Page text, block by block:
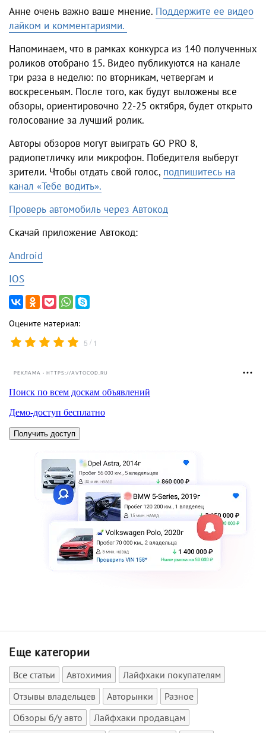
Анне очень важно ваше мнение. Поддержите ее видео
лайком и комментариями.
Напоминаем, что в рамках конкурса из 140 полученных
роликов отобрано 15. Видео публикуются на канале
три раза в неделю: по вторникам, четвергам и
воскресеньям. После того, как будут выложены все
обзоры, ориентировочно 22-25 октября, будет открыто
голосование за лучший ролик.
Авторы обзоров могут выиграть GO PRO 8,
радиопетличку или микрофон. Победителя выберут
зрители. Чтобы отдать свой голос, подпишитесь на
канал «Тебе водить».
Проверь автомобиль через Автокод
Скачай приложение Автокод:
Android
IOS
Оцените материал:
5 / 1
РЕКЛАМА • HTTPS://AVTOCOD.RU
Еще категории
Все статьи Автохимия
Лайфхаки покупателям
Отзывы владельцев
Авторынки
Разное
Обзоры б/у авто
Лайфхаки продавцам